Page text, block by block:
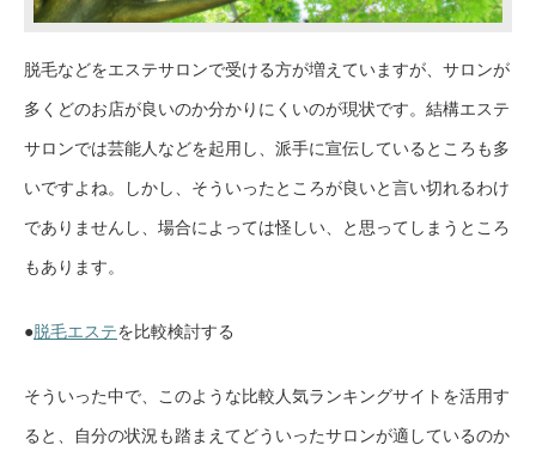
脱毛などをエステサロンで受ける方が増えていますが、サロンが
多くどのお店が良いのか分かりにくいのが現状です。結構エステ
サロンでは芸能人などを起用し、派手に宣伝しているところも多
いですよね。しかし、そういったところが良いと言い切れるわけ
でありませんし、場合によっては怪しい、と思ってしまうところ
もあります。
●脱毛エステを比較検討する
そういった中で、このような比較人気ランキングサイトを活用す
ると、自分の状況も踏まえてどういったサロンが適しているのか